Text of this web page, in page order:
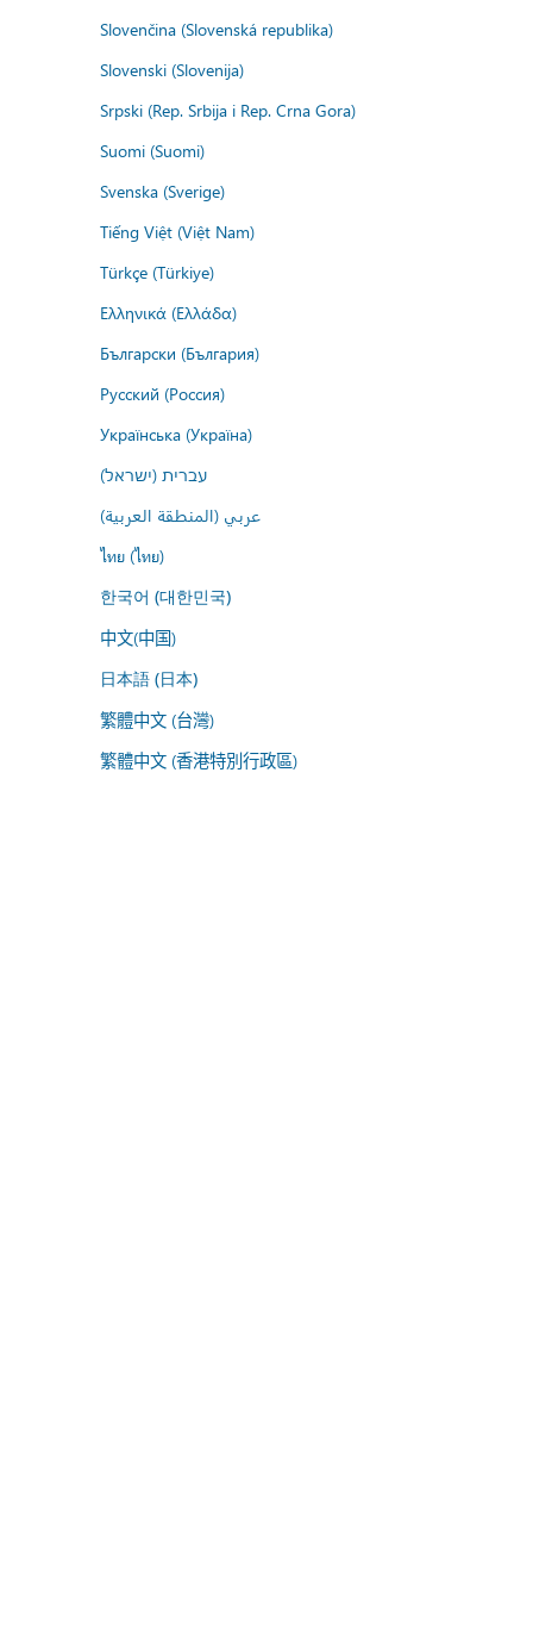
Slovenčina (Slovenská republika)
Slovenski (Slovenija)
Srpski (Rep. Srbija i Rep. Crna Gora)
Suomi (Suomi)
Svenska (Sverige)
Tiếng Việt (Việt Nam)
Türkçe (Türkiye)
Ελληνικά (Ελλάδα)
Български (България)
Русский (Россия)
Українська (Україна)
עברית (ישראל)
عربي (المنطقة العربية)
ไทย (ไทย)
한국어 (대한민국)
中文(中国)
日本語 (日本)
繁體中文 (台灣)
繁體中文 (香港特別行政區)